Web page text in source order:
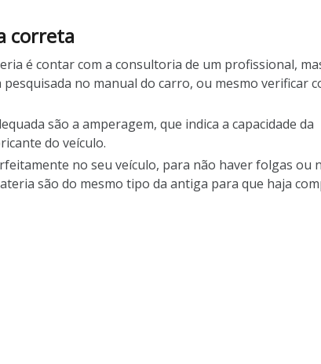
correta
é contar com a consultoria de um profissional,
no manual do carro, ou mesmo verificar
são a amperagem, que indica a capacidade
do veículo.
no seu veículo, para não haver folgas ou
são do mesmo tipo da antiga para que haja